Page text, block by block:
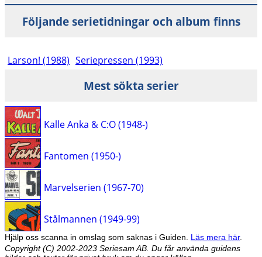
Följande serietidningar och album finns
Larson! (1988) Seriepressen (1993)
Mest sökta serier
Kalle Anka & C:O (1948-)
Fantomen (1950-)
Marvelserien (1967-70)
Stålmannen (1949-99)
Hjälp oss scanna in omslag som saknas i Guiden. Läs mera här.
Copyright (C) 2002-2023 Seriesam AB. Du får använda guidens